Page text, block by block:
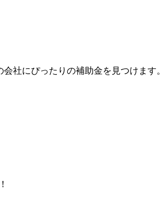
社にぴったりの補助金を見つけます。